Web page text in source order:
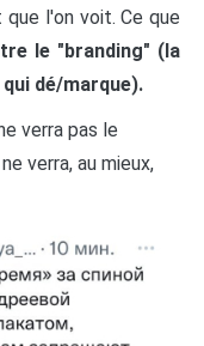
l'on voit. Ce que
le "branding" (la
dé/marque).
verra pas le
verra, au mieux,